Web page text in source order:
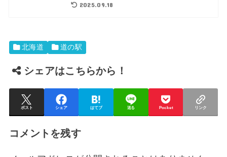
2025.09.18
北海道 道の駅
シェアはこちらから！
ポスト シェア はてブ 送る Pocket リンク
コメントを残す